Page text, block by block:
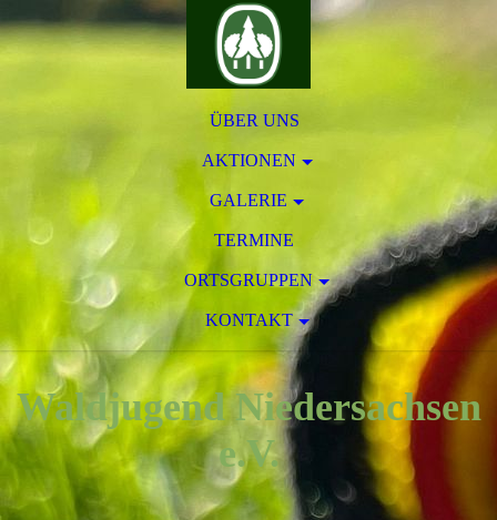
ÜBER UNS
AKTIONEN
GALERIE
TERMINE
ORTSGRUPPEN
KONTAKT
Waldjugend Niedersachsen
e.V.